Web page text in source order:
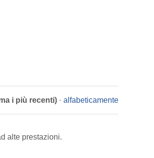
i più recenti) · alfabeticamente
alte prestazioni.